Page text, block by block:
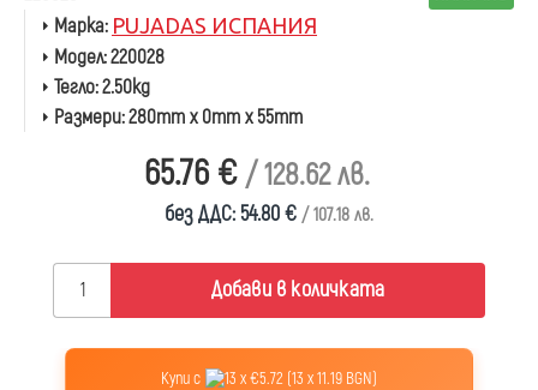
65.76 € / 128.62 лв.
без ДДС: 54.80 € / 107.18 лв.
Марка: PUJADAS ИСПАНИЯ
Модел:220028
Тегло:2.50kg
Размери:280mm x 0mm x 55mm
Добави в количката
Купи с 13 x €5.72 (13 x 11.19 BGN)